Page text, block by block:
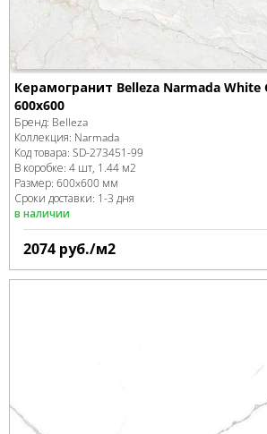
Керамогранит Belleza Narmada White
600x600
Бренд: Belleza
Коллекция: Narmada
Код товара: SD-273451-99
В коробке: 4 шт, 1.44 м2
Размер: 600x600 мм
Сроки доставки: 1-3 дня
в наличии
2074 руб./м2